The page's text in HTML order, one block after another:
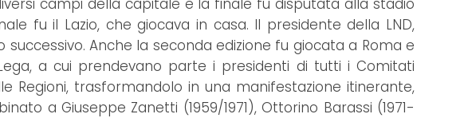
campi della capitale e la finale fu disputata alla stadio
fu il Lazio, che giocava in casa. Il presidente della LND,
Anche la seconda edizione fu giocata a Roma e
a cui prendevano parte i presidenti di tutti i Comitati
Regioni, trasformandolo in una manifestazione itinerante,
a Giuseppe Zanetti (1959/1971), Ottorino Barassi (1971-